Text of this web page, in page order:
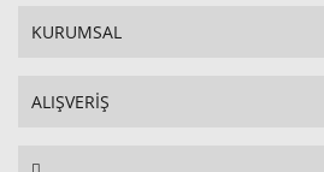
KURUMSAL
ALIŞVERİŞ